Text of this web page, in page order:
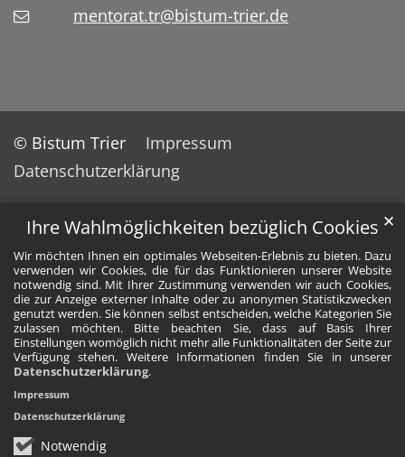
Ihre Wahlmöglichkeiten bezüglich Cookies
Wir möchten Ihnen ein optimales Webseiten-Erlebnis zu bieten. Dazu
verwenden wir Cookies, die für das Funktionieren unserer Website
notwendig sind. Mit Ihrer Zustimmung verwenden wir auch Cookies,
die zur Anzeige externer Inhalte oder zu anonymen Statistikzwecken
genutzt werden. Sie können selbst entscheiden, welche Kategorien Sie
zulassen möchten. Bitte beachten Sie, dass auf Basis Ihrer
Einstellungen womöglich nicht mehr alle Funktionalitäten der Seite zur
Verfügung stehen. Weitere Informationen finden Sie in unserer
Datenschutzerklärung.
Notwendig
✕
Impressum
Datenschutzerklärung
mentorat.tr@bistum-trier.de
© Bistum Trier
Impressum
Datenschutzerklärung